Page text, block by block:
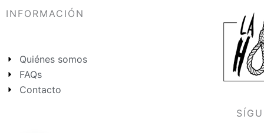
INFORMACIÓN
Quiénes somos
FAQs
Contacto